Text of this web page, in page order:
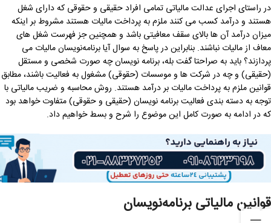
در راستای اجرای عدالت مالیاتی تمامی افراد حقیقی و حقوقی که دارای شغل
هستند و درآمد کسب می کنند ملزم به پرداخت مالیات هستند مشروط بر اینکه
میزان درآمد آن ها بالای سقف معافیتی باشد و همچنین جز فهرست شغل های
معاف از مالیات نباشند. بنابراین در پاسخ به سوال آیا برنامه‌نویسان مالیات می
پردازند؟ باید به صراحتا گفت بله، برنامه نویسان چه صورت شخصی و مستقل
(حقیقی) و چه در شرکت ها و موسسات (حقوقی) مشغول به فعالیت باشند، مطابق
قوانین ملزم به پرداخت مالیات بر درآمد هستند. روش محاسبه و ضریب مالیاتی با
توجه به دسته بندی فعالیت برنامه نویسان (حقیقی و حقوقی) متفاوت خواهد بود
که در ادامه به صورت کامل این موضوع را شرح و بسط خواهیم داد.
قوانین مالیاتی برنامه‌نویسان